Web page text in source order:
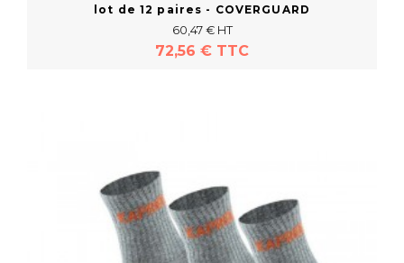
lot de 12 paires - COVERGUARD
60,47 € HT
72,56 € TTC